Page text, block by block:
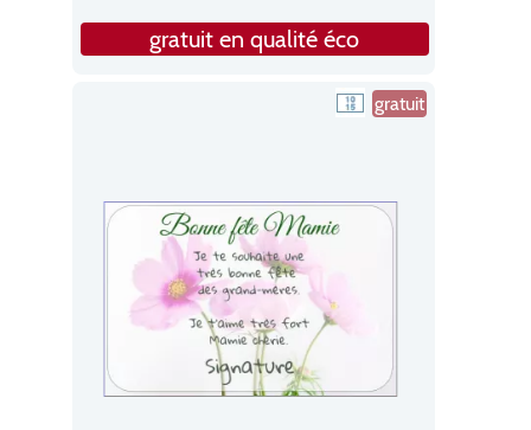
gratuit en qualité éco
gratuit